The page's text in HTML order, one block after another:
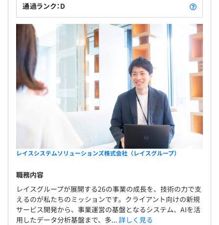
通過ランク：D
レイスシステムソリューションズ株式会社（レイスグループ）
職務内容
レイスグループが展開する26の事業の成長を、技術の力で支
えるのが私たちのミッションです。クライアント向けの新規
サービス開発から、事業運営の基盤となるシステム、AIを活
用したデータ分析基盤まで、多... 詳しく見る